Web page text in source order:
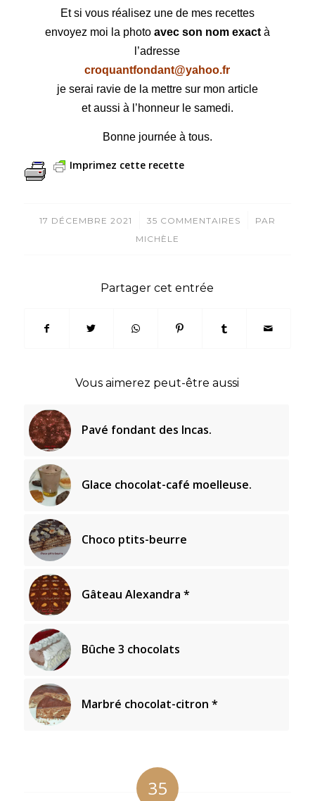
Et si vous réalisez une de mes recettes
envoyez moi la photo avec son nom exactà
l’adresse
croquantfondant@yahoo.fr
je serai ravie de la mettre sur mon article
et aussi à l’honneur le samedi.
Bonne journée à tous.
Imprimez cette recette
17 DÉCEMBRE 2021
/ 35 COMMENTAIRES
/
PAR
MICHÈLE
Partager cet entrée
Vous aimerez peut-être aussi
Pavé fondant des Incas.
Glace chocolat-café moelleuse.
Choco ptits-beurre
Gâteau Alexandra *
Bûche 3 chocolats
Marbré chocolat-citron *
35